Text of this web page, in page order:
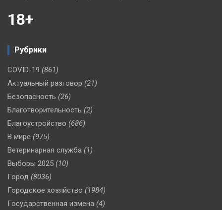
18+
Рубрики
COVID-19 (861)
Актуальный разговор (21)
Безопасность (26)
Благотворительность (2)
Благоустройство (686)
В мире (975)
Ветеринарная служба (1)
Выборы 2025 (10)
Город (8036)
Городское хозяйство (1984)
Государственная измена (4)